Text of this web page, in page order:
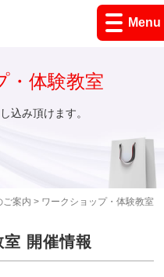
Menu
ご案内 > ワークショップ・体験教室
・体験教室
込み頂けます。
開催情報